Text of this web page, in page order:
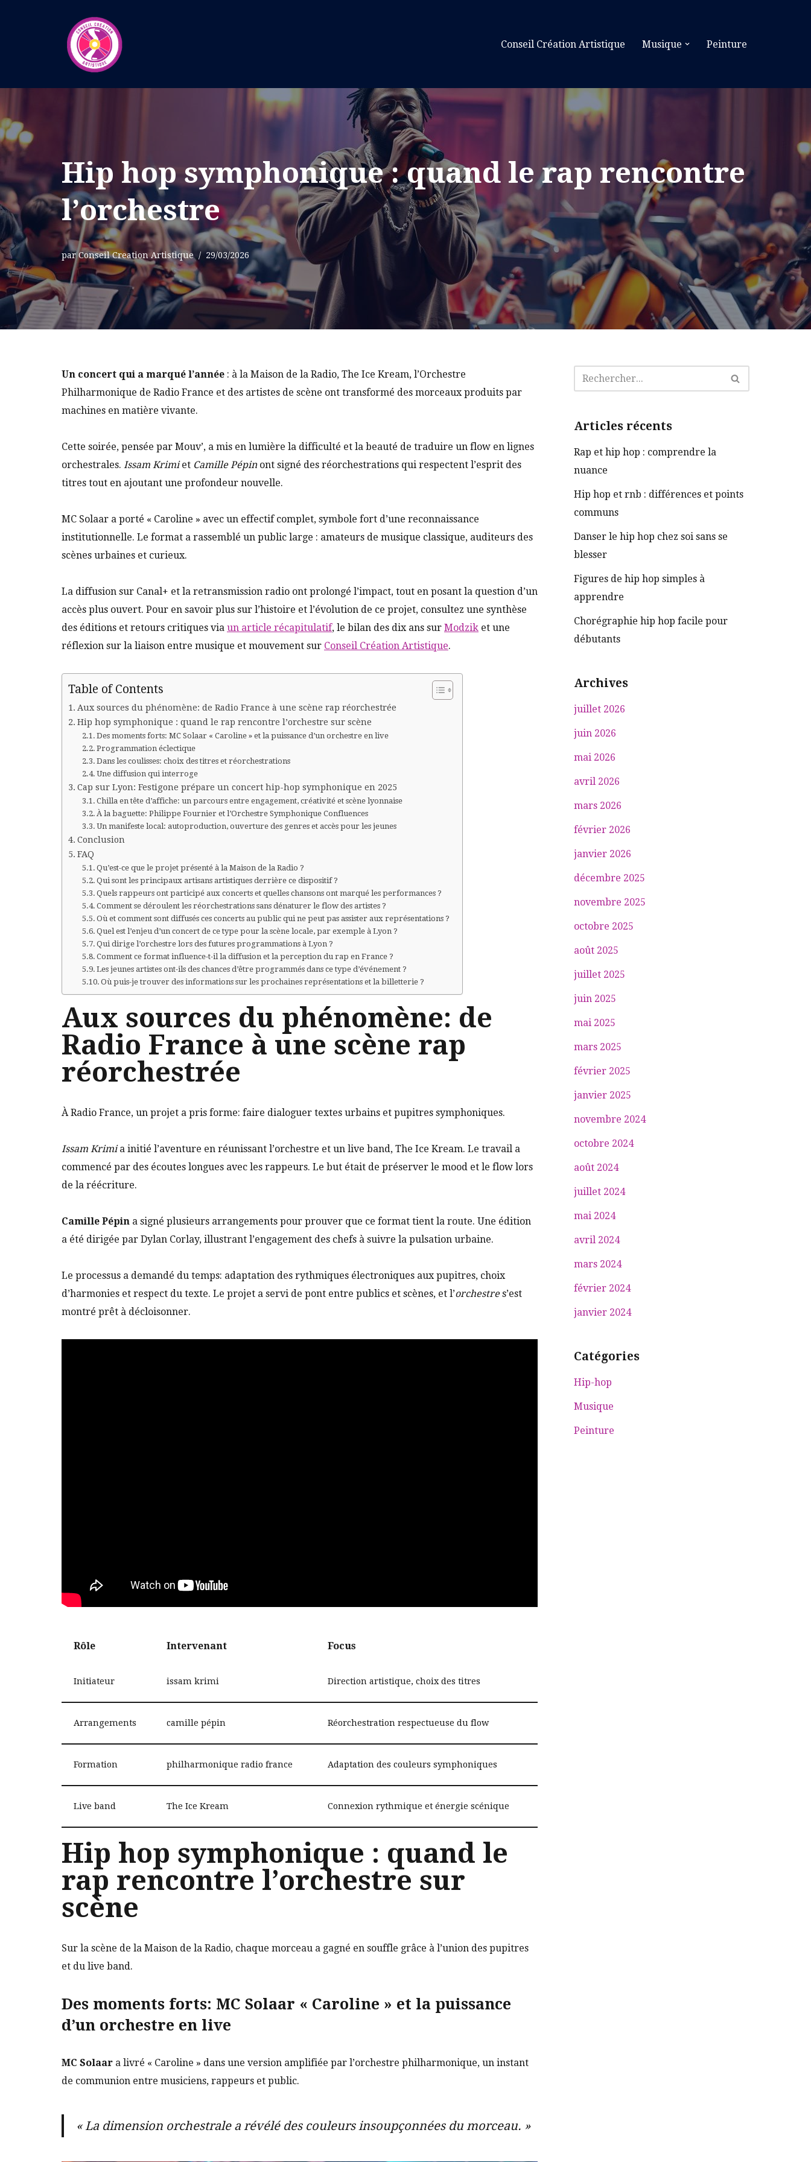
Conseil Création Artistique Musique Peinture
Hip hop symphonique : quand le rap rencontre
l’orchestre
parConseil Creation Artistique 29/03/2026
Un concert qui a marqué l’année : à la Maison de la Radio, The Ice Kream, l’Orchestre
Philharmonique de Radio France et des artistes de scène ont transformé des morceaux produits par
machines en matière vivante.
Cette soirée, pensée par Mouv’, a mis en lumière la difficulté et la beauté de traduire un flow en lignes
orchestrales. Issam Krimiet Camille Pépinont signé des réorchestrations qui respectent l’esprit des
titres tout en ajoutant une profondeur nouvelle.
MC Solaar a porté « Caroline » avec un effectif complet, symbole fort d’une reconnaissance
institutionnelle. Le format a rassemblé un public large : amateurs de musique classique, auditeurs des
scènes urbaines et curieux.
La diffusion sur Canal+ et la retransmission radio ont prolongé l’impact, tout en posant la question d’un
accès plus ouvert. Pour en savoir plus sur l’histoire et l’évolution de ce projet, consultez une synthèse
des éditions et retours critiques via un article récapitulatif, le bilan des dix ans sur Modzik et une
réflexion sur la liaison entre musique et mouvement sur Conseil Création Artistique.
Table of Contents
Aux sources du phénomène: de Radio France à une scène rap réorchestrée
Hip hop symphonique : quand le rap rencontre l’orchestre sur scène
Des moments forts: MC Solaar « Caroline » et la puissance d’un orchestre en live
Programmation éclectique
Dans les coulisses: choix des titres et réorchestrations
Une diffusion qui interroge
Cap sur Lyon: Festigone prépare un concert hip-hop symphonique en 2025
Chilla en tête d’affiche: un parcours entre engagement, créativité et scène lyonnaise
À la baguette: Philippe Fournier et l’Orchestre Symphonique Confluences
Un manifeste local: autoproduction, ouverture des genres et accès pour les jeunes
Conclusion
FAQ
Qu’est-ce que le projet présenté à la Maison de la Radio ?
Qui sont les principaux artisans artistiques derrière ce dispositif ?
Quels rappeurs ont participé aux concerts et quelles chansons ont marqué les performances ?
Comment se déroulent les réorchestrations sans dénaturer le flow des artistes ?
Où et comment sont diffusés ces concerts au public qui ne peut pas assister aux représentations ?
Quel est l’enjeu d’un concert de ce type pour la scène locale, par exemple à Lyon ?
Qui dirige l’orchestre lors des futures programmations à Lyon ?
Comment ce format influence-t-il la diffusion et la perception du rap en France ?
Les jeunes artistes ont-ils des chances d’être programmés dans ce type d’événement ?
Où puis-je trouver des informations sur les prochaines représentations et la billetterie ?
Aux sources du phénomène: de
Radio France à une scène rap
réorchestrée
À Radio France, un projet a pris forme: faire dialoguer textes urbains et pupitres symphoniques.
Issam Krimia initié l’aventure en réunissant l’orchestre et un live band, The Ice Kream. Le travail a
commencé par des écoutes longues avec les rappeurs. Le but était de préserver le mood et le flow lors
de la réécriture.
Camille Pépin a signé plusieurs arrangements pour prouver que ce format tient la route. Une édition
a été dirigée par Dylan Corlay, illustrant l’engagement des chefs à suivre la pulsation urbaine.
Le processus a demandé du temps: adaptation des rythmiques électroniques aux pupitres, choix
d’harmonies et respect du texte. Le projet a servi de pont entre publics et scènes, et l’orchestres’est
montré prêt à décloisonner.
Rôle Intervenant Focus
Initiateur issam krimi Direction artistique, choix des titres
Arrangements camille pépin Réorchestration respectueuse du flow
Formation philharmonique radio france Adaptation des couleurs symphoniques
Live band The Ice Kream Connexion rythmique et énergie scénique
Hip hop symphonique : quand le
rap rencontre l’orchestre sur
scène
Sur la scène de la Maison de la Radio, chaque morceau a gagné en souffle grâce à l’union des pupitres
et du live band.
Des moments forts: MC Solaar « Caroline » et la puissance
d’un orchestre en live
MC Solaar a livré « Caroline » dans une version amplifiée par l’orchestre philharmonique, un instant
de communion entre musiciens, rappeurs et public.
« La dimension orchestrale a révélé des couleurs insoupçonnées du morceau. »
Articles récents
Rap et hip hop : comprendre la
nuance
Hip hop et rnb : différences et points
communs
Danser le hip hop chez soi sans se
blesser
Figures de hip hop simples à
apprendre
Chorégraphie hip hop facile pour
débutants
Archives
juillet 2026
juin 2026
mai 2026
avril 2026
mars 2026
février 2026
janvier 2026
décembre 2025
novembre 2025
octobre 2025
août 2025
juillet 2025
juin 2025
mai 2025
mars 2025
février 2025
janvier 2025
novembre 2024
octobre 2024
août 2024
juillet 2024
mai 2024
avril 2024
mars 2024
février 2024
janvier 2024
Catégories
Hip-hop
Musique
Peinture